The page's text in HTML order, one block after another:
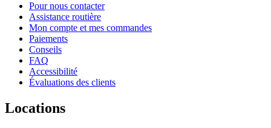
Pour nous contacter
Assistance routière
Mon compte et mes commandes
Paiements
Conseils
FAQ
Accessibilité
Évaluations des clients
Locations